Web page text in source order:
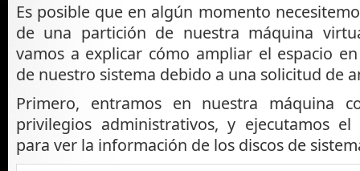
Es posible que en algún momento
de una partición de nuestra máquina
vamos a explicar cómo ampliar el espacio
de nuestro sistema debido a una solicitud de
Primero, entramos en nuestra máquina
privilegios administrativos, y ejecutamos el
para ver la información de los discos de